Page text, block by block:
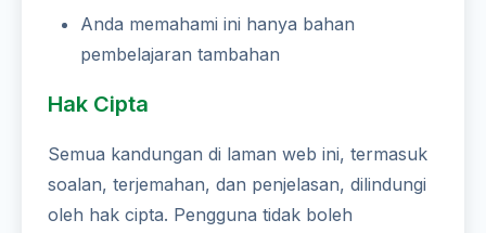
Anda memahami ini hanya bahan
pembelajaran tambahan
Hak Cipta
Semua kandungan di laman web ini, termasuk
soalan, terjemahan, dan penjelasan, dilindungi
oleh hak cipta. Pengguna tidak boleh